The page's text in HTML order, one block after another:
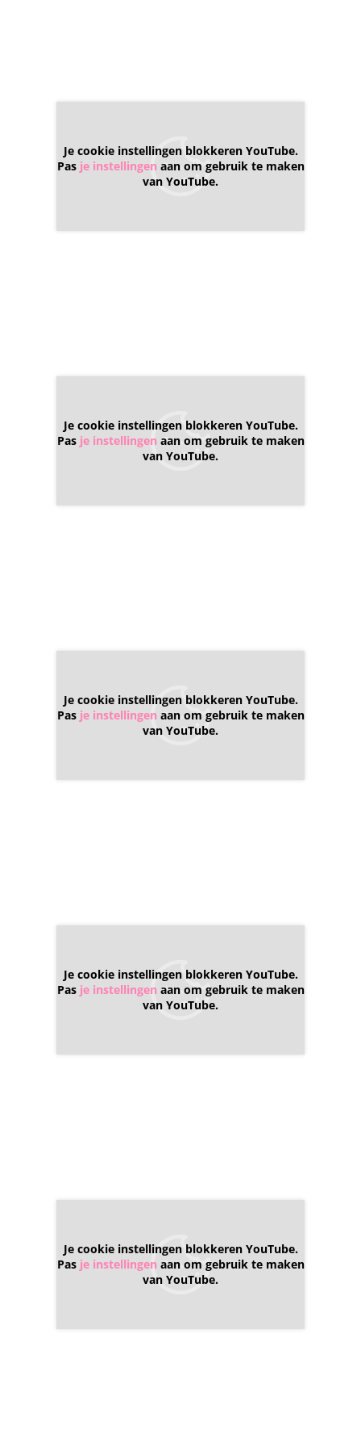
Je cookie instellingen blokkeren YouTube.
Pas je instellingen aan om gebruik te maken
van YouTube.
Je cookie instellingen blokkeren YouTube.
Pas je instellingen aan om gebruik te maken
van YouTube.
Je cookie instellingen blokkeren YouTube.
Pas je instellingen aan om gebruik te maken
van YouTube.
Je cookie instellingen blokkeren YouTube.
Pas je instellingen aan om gebruik te maken
van YouTube.
Je cookie instellingen blokkeren YouTube.
Pas je instellingen aan om gebruik te maken
van YouTube.